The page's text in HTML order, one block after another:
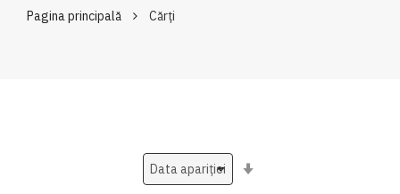
Pagina principală Cărți